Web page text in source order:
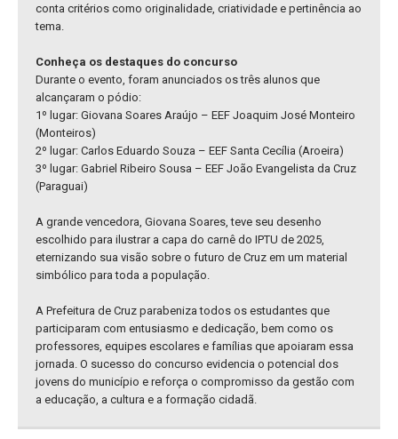
conta critérios como originalidade, criatividade e pertinência ao
tema.
Conheça os destaques do concurso
Durante o evento, foram anunciados os três alunos que
alcançaram o pódio:
1º lugar: Giovana Soares Araújo – EEF Joaquim José Monteiro
(Monteiros)
2º lugar: Carlos Eduardo Souza – EEF Santa Cecília (Aroeira)
3º lugar: Gabriel Ribeiro Sousa – EEF João Evangelista da Cruz
(Paraguai)
A grande vencedora, Giovana Soares, teve seu desenho
escolhido para ilustrar a capa do carnê do IPTU de 2025,
eternizando sua visão sobre o futuro de Cruz em um material
simbólico para toda a população.
A Prefeitura de Cruz parabeniza todos os estudantes que
participaram com entusiasmo e dedicação, bem como os
professores, equipes escolares e famílias que apoiaram essa
jornada. O sucesso do concurso evidencia o potencial dos
jovens do município e reforça o compromisso da gestão com
a educação, a cultura e a formação cidadã.